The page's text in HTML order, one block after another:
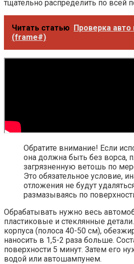
тщательно распределить по всей
Читать статью Проверка авто
(frame#)
Обратите внимание! Если
она должна быть без ворса,
загрязненную ветошь по
Это обязательное условие,
отложения не будут
размазываясь по
Обрабатывать нужно весь
пластиковые и стеклянные
корпуса (полоса 40-50 см),
наносить в 1,5-2 раза больше.
поверхности 5 минут. Затем его
водой или автошампунем.